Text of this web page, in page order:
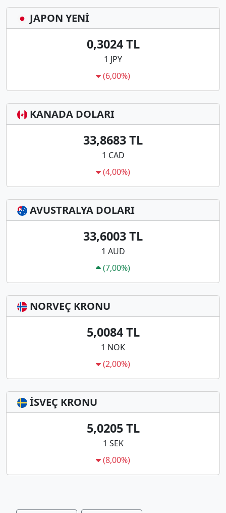
JAPON YENİ
0,3024 TL
1 JPY
(6,00%)
KANADA DOLARI
33,8683 TL
1 CAD
(4,00%)
AVUSTRALYA DOLARI
33,6003 TL
1 AUD
(7,00%)
NORVEÇ KRONU
5,0084 TL
1 NOK
(2,00%)
İSVEÇ KRONU
5,0205 TL
1 SEK
(8,00%)